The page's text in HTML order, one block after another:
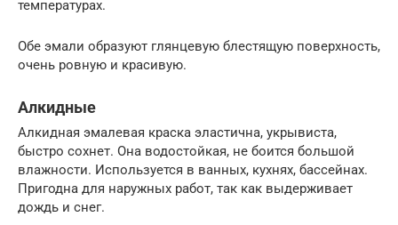
температурах.
Обе эмали образуют глянцевую блестящую поверхность,
очень ровную и красивую.
Алкидные
Алкидная эмалевая краска эластична, укрывиста,
быстро сохнет. Она водостойкая, не боится большой
влажности. Используется в ванных, кухнях, бассейнах.
Пригодна для наружных работ, так как выдерживает
дождь и снег.